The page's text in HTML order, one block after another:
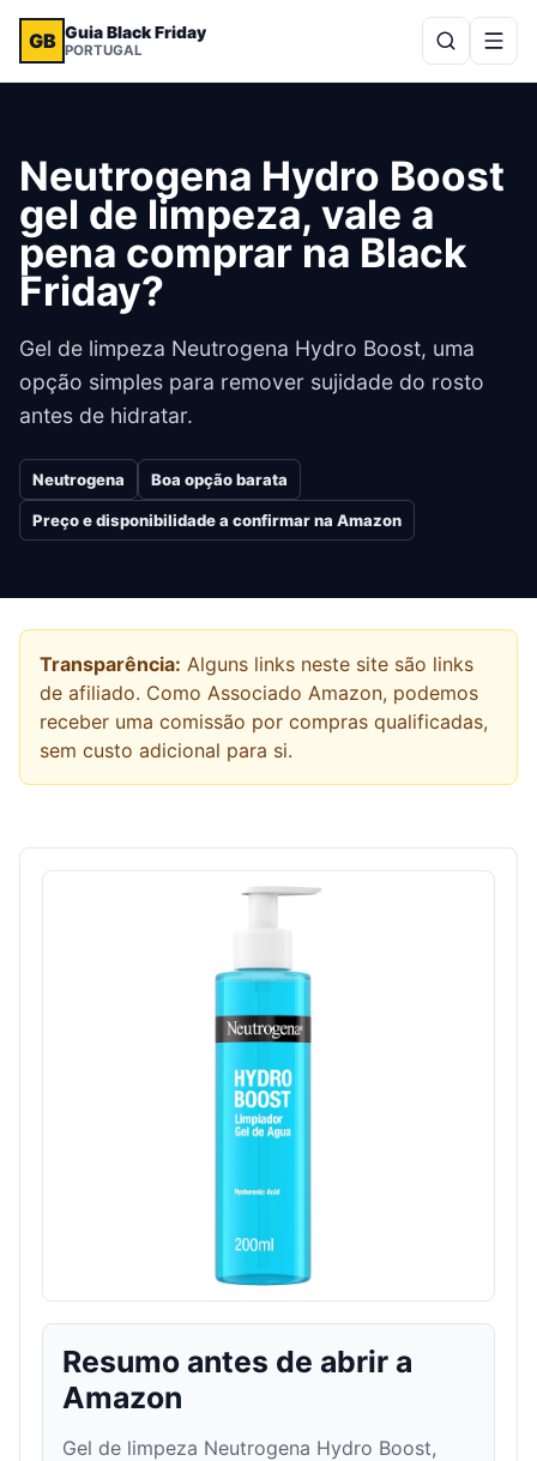
GB Guia Black Friday
PORTUGAL
Neutrogena Hydro Boost
gel de limpeza, vale a
pena comprar na Black
Friday?
Gel de limpeza Neutrogena Hydro Boost, uma
opção simples para remover sujidade do rosto
antes de hidratar.
Neutrogena Boa opção barata
Preço e disponibilidade a confirmar na Amazon
Transparência: Alguns links neste site são links
de afiliado. Como Associado Amazon, podemos
receber uma comissão por compras qualificadas,
sem custo adicional para si.
Resumo antes de abrir a
Amazon
Gel de limpeza Neutrogena Hydro Boost,